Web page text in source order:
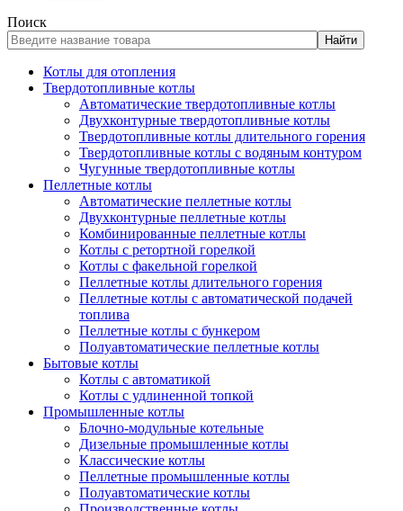
Поиск
Найти
Котлы для отопления
Твердотопливные котлы
Автоматические твердотопливные котлы
Двухконтурные твердотопливные котлы
Твердотопливные котлы длительного горения
Твердотопливные котлы с водяным контуром
Чугунные твердотопливные котлы
Пеллетные котлы
Автоматические пеллетные котлы
Двухконтурные пеллетные котлы
Комбинированные пеллетные котлы
Котлы с ретортной горелкой
Котлы с факельной горелкой
Пеллетные котлы длительного горения
Пеллетные котлы с автоматической подачей
топлива
Пеллетные котлы с бункером
Полуавтоматические пеллетные котлы
Бытовые котлы
Котлы с автоматикой
Котлы с удлиненной топкой
Промышленные котлы
Блочно-модульные котельные
Дизельные промышленные котлы
Классические котлы
Пеллетные промышленные котлы
Полуавтоматические котлы